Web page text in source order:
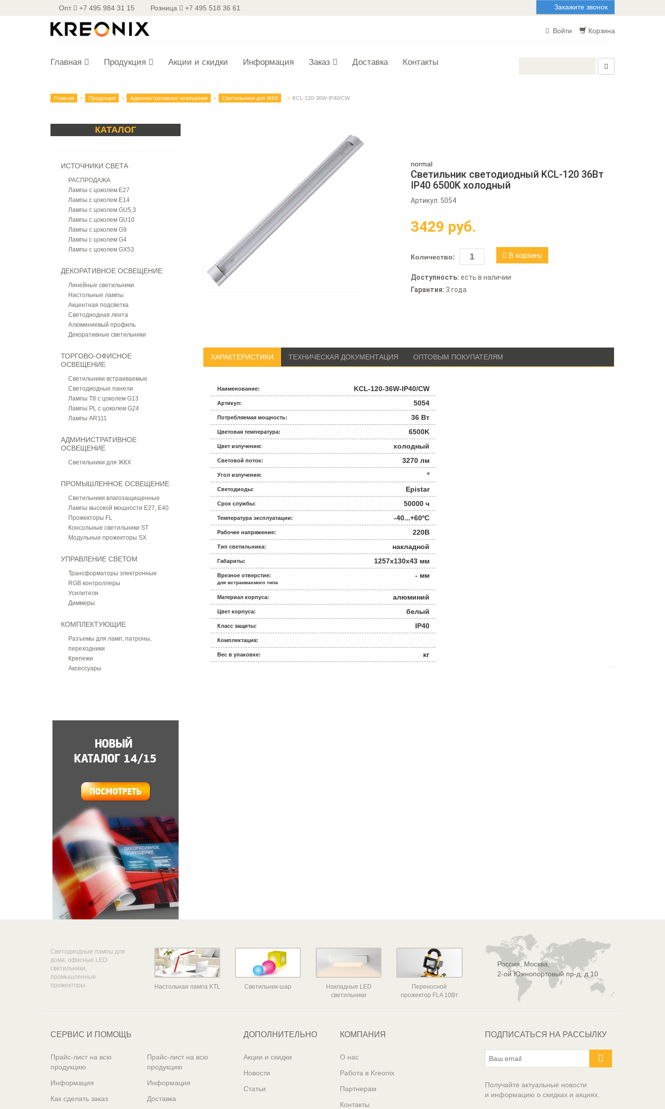
Опт +7 495 984 31 15 Розница +7 495 518 36 61 Закажите звонок
Войти Корзина
Главная Продукция Акции и скидки Информация Заказ Доставка Контакты
Главная Продукция Административное освещение Светильники для ЖКХ KCL-120-36W-IP40/CW
КАТАЛОГ
ИСТОЧНИКИ СВЕТА
РАСПРОДАЖА
Лампы с цоколем E27
Лампы с цоколем E14
Лампы с цоколем GU5,3
Лампы с цоколем GU10
Лампы с цоколем G9
Лампы с цоколем G4
Лампы с цоколем GX53
ДЕКОРАТИВНОЕ ОСВЕЩЕНИЕ
Линейные светильники
Настольные лампы
Акцентная подсветка
Светодиодная лента
Алюминиевый профиль
Декоративные светильники
ТОРГОВО-ОФИСНОЕ
ОСВЕЩЕНИЕ
Светильники встраиваемые
Светодиодные панели
Лампы T8 с цоколем G13
Лампы PL с цоколем G24
Лампы AR111
АДМИНИСТРАТИВНОЕ
ОСВЕЩЕНИЕ
Светильники для ЖКХ
ПРОМЫШЛЕННОЕ ОСВЕЩЕНИЕ
Светильники влагозащищенные
Лампы высокой мощности E27, E40
Прожекторы FL
Консольные светильники ST
Модульные прожекторы SX
УПРАВЛЕНИЕ СВЕТОМ
Трансформаторы электронные
RGB контроллеры
Усилители
Диммеры
КОМПЛЕКТУЮЩИЕ
Разъемы для ламп, патроны,
переходники
Крепежи
Аксессуары
normal
Светильник светодиодный KCL-120 36Вт
IP40 6500K холодный
Артикул: 5054
3429 руб.
Количество: В корзину
Доступность: есть в наличии
Гарантия: 3 года
ХАРАКТЕРИСТИКИ ТЕХНИЧЕСКАЯ ДОКУМЕНТАЦИЯ ОПТОВЫМ ПОКУПАТЕЛЯМ
Наименование: KCL-120-36W-IP40/CW
Артикул: 5054
Потребляемая мощность: 36 Вт
Цветовая температура: 6500K
Цвет излучения: холодный
Световой поток: 3270 лм
Угол излучения: º
Светодиоды: Epistar
Срок службы: 50000 ч
Температура эксплуатации: -40...+60ºС
Рабочее напряжение: 220В
Тип светильника: накладной
Габариты: 1257x130x43 мм
Врезное отверстие:
для встраиваемого типа
- мм
Материал корпуса: алюминий
Цвет корпуса: белый
Класс защиты: IP40
Комплектация:
Вес в упаковке: кг
Светодиодные лампы для
дома, офисные LED
светильники,
промышленные
прожекторы.
Настольная лампа KTL Светильник-шар
Накладные LED
светильники
Переносной
прожектор FLA 10Вт
Россия, Москва,
2-ой Южнопортовый пр-д, д.10
СЕРВИС И ПОМОЩЬ
Прайс-лист на всю
продукцию
Информация
Как сделать заказ
Прайс-лист на всю
продукцию
Информация
Доставка
ДОПОЛНИТЕЛЬНО
Акции и скидки
Новости
Статьи
КОМПАНИЯ
О нас
Работа в Kreonix
Партнерам
Контакты
ПОДПИСАТЬСЯ НА РАССЫЛКУ
Получайте актуальные новости
и информацию о скидках и акциях.